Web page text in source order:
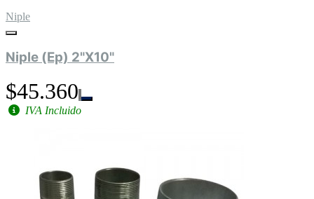
Niple
Niple (Ep) 2"X10"
$45.360
IVA Incluido